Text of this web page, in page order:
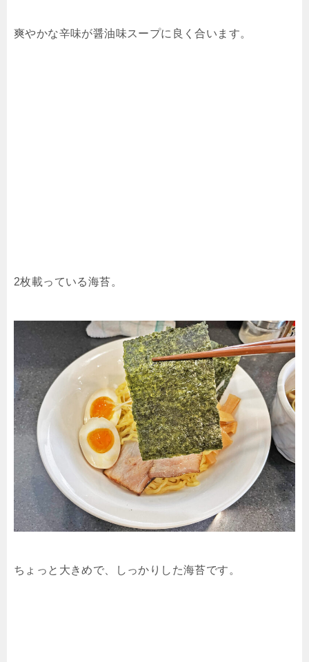
爽やかな辛味が醤油味スープに良く合います。
2枚載っている海苔。
ちょっと大きめで、しっかりした海苔です。